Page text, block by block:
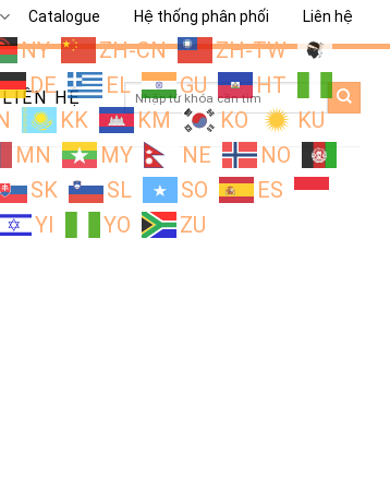
Catalogue Hệ thống phân phối Liên hệ
NY ZH-CN
ZH-TW
DE EL GU
HT
KK KM KO
KU
MN MY NE
NO
SK SL SO
ES
YI YO ZU
LIÊN HỆ
Search
for: